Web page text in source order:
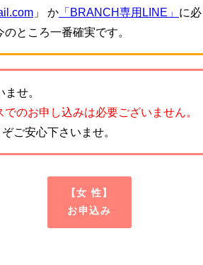
」 か 「BRANCH専用LINE」 に必
のところ一番確実です。
せ。
でのお申し込みは必要ございません。
ご安心下さいませ。
【女 性】
お申込み